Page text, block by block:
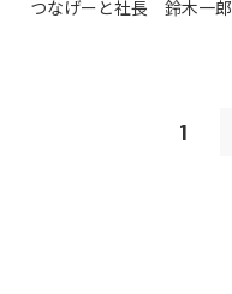
つなげーと社長 鈴木一郎
1